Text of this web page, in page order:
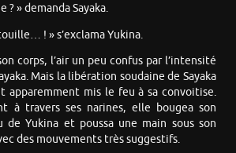
» demanda Sayaka.
! » s’exclama Yukina.
corps, l’air un peu confus par l’intensité
Mais la libération soudaine de Sayaka
apparemment mis le feu à sa convoitise.
à travers ses narines, elle bougea son
de Yukina et poussa une main sous son
des mouvements très suggestifs.